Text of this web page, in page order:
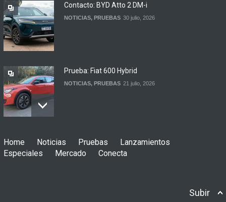
Contacto: BYD Atto 2 DM-i
NOTICIAS, PRUEBAS 30 julio, 2026
Prueba: Fiat 600 Hybrid
NOTICIAS, PRUEBAS 21 julio, 2026
NOTICIAS PRUEBAS
Home Noticias Pruebas
Lanzamientos
Especiales
Mercado Conecta
Subir